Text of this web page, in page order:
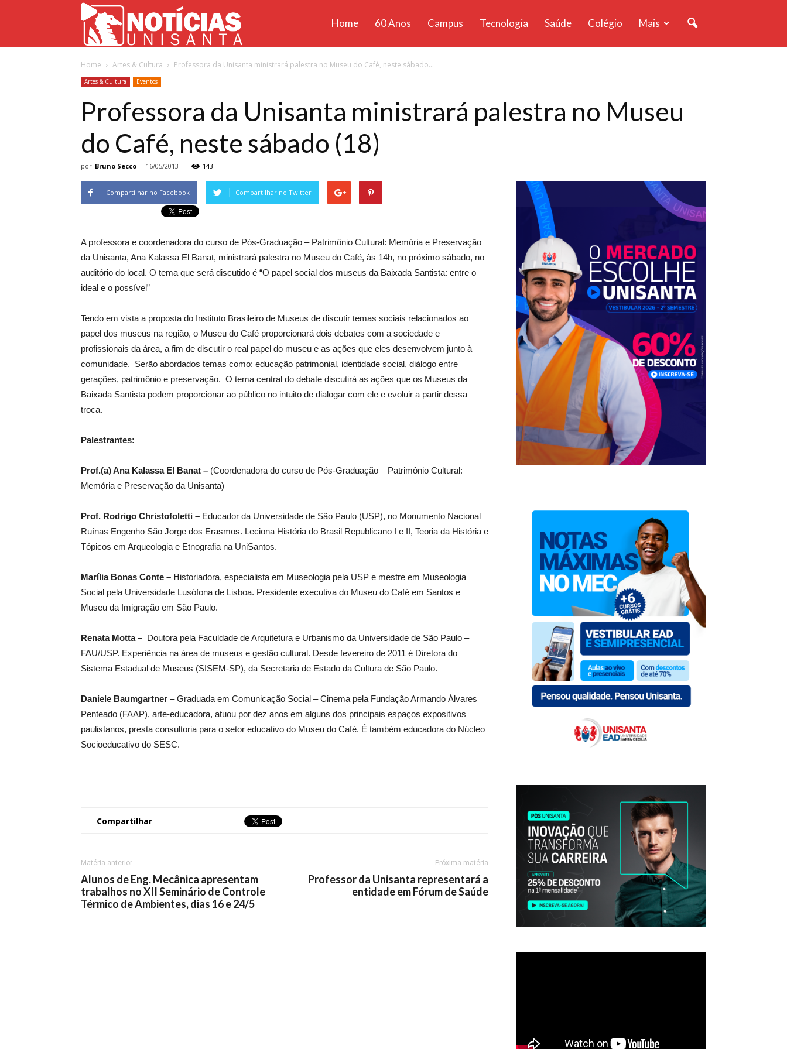
Unisanta
Home 60 Anos Campus Tecnologia Saúde Colégio Mais
Home Artes & Cultura Professora da Unisanta ministrará palestra no Museu do Café, neste sábado...
Artes & Cultura Eventos
Professora da Unisanta ministrará palestra no Museu
do Café, neste sábado (18)
por Bruno Secco - 16/05/2013 143
Compartilhar no Facebook Compartilhar no Twitter
A professora e coordenadora do curso de Pós-Graduação – Patrimônio Cultural: Memória e Preservação
da Unisanta, Ana Kalassa El Banat, ministrará palestra no Museu do Café, às 14h, no próximo sábado, no
auditório do local. O tema que será discutido é “O papel social dos museus da Baixada Santista: entre o
ideal e o possível”
Tendo em vista a proposta do Instituto Brasileiro de Museus de discutir temas sociais relacionados ao
papel dos museus na região, o Museu do Café proporcionará dois debates com a sociedade e
profissionais da área, a fim de discutir o real papel do museu e as ações que eles desenvolvem junto à
comunidade. Serão abordados temas como: educação patrimonial, identidade social, diálogo entre
gerações, patrimônio e preservação. O tema central do debate discutirá as ações que os Museus da
Baixada Santista podem proporcionar ao público no intuito de dialogar com ele e evoluir a partir dessa
troca.
Palestrantes:
Prof.(a) Ana Kalassa El Banat – (Coordenadora do curso de Pós-Graduação – Patrimônio Cultural:
Memória e Preservação da Unisanta)
Prof. Rodrigo Christofoletti – Educador da Universidade de São Paulo (USP), no Monumento Nacional
Ruínas Engenho São Jorge dos Erasmos. Leciona História do Brasil Republicano I e II, Teoria da História e
Tópicos em Arqueologia e Etnografia na UniSantos.
Marília Bonas Conte – Historiadora, especialista em Museologia pela USP e mestre em Museologia
Social pela Universidade Lusófona de Lisboa. Presidente executiva do Museu do Café em Santos e
Museu da Imigração em São Paulo.
Renata Motta – Doutora pela Faculdade de Arquitetura e Urbanismo da Universidade de São Paulo –
FAU/USP. Experiência na área de museus e gestão cultural. Desde fevereiro de 2011 é Diretora do
Sistema Estadual de Museus (SISEM-SP), da Secretaria de Estado da Cultura de São Paulo.
Daniele Baumgartner – Graduada em Comunicação Social – Cinema pela Fundação Armando Álvares
Penteado (FAAP), arte-educadora, atuou por dez anos em alguns dos principais espaços expositivos
paulistanos, presta consultoria para o setor educativo do Museu do Café. É também educadora do Núcleo
Socioeducativo do SESC.
Compartilhar
Matéria anterior
Alunos de Eng. Mecânica apresentam
trabalhos no XII Seminário de Controle
Térmico de Ambientes, dias 16 e 24/5
Próxima matéria
Professor da Unisanta representará a
entidade em Fórum de Saúde